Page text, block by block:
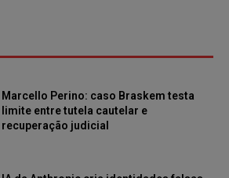
Marcello Perino: caso Braskem testa
limite entre tutela cautelar e
recuperação judicial